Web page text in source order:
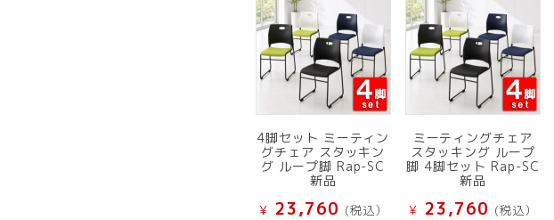
4脚セット ミーティン
グチェア スタッキン
グ ループ脚 Rap-SC
新品
¥ 23,760 (税込）
ミーティングチェア
スタッキング ループ
脚 4脚セット Rap-SC
新品
¥ 23,760 (税込）